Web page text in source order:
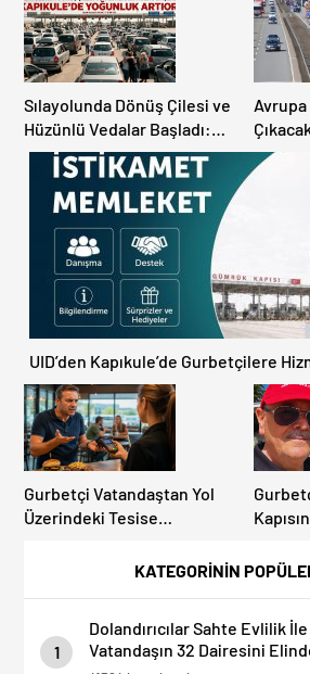
KATEGORİNİN
1
Dolandırıcılar Sahte Evlilik
Vatandaşın 32 Dairesini
Sılayolunda Dönüş Çilesi ve
Hüzünlü Vedalar Başladı:
Kapıkule’de Yoğunluk
Artıyor!
Ülke
Avrupa
UID’den Kapıkule’de Gurbetçilere
Gurbetçi Vatandaştan Yol
Üzerindeki Tesise
“Hesabınızı Mutlaka Kontrol
Dışına